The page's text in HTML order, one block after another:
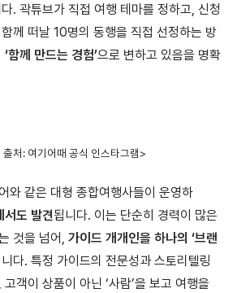
. 곽튜브가 직접 여행 테마를 정하고, 신청
께 떠날 10명의 동행을 직접 선정하는 방
‘함께 만드는 경험’으로 변하고 있음을 명확
출처: 여기어때 공식 인스타그램>
와 같은 대형 종합여행사들이 운영하
서도 발견됩니다. 이는 단순히 경력이 많은
것을 넘어, 가이드 개개인을 하나의 ‘브랜
다. 특정 가이드의 전문성과 스토리텔링
객이 상품이 아닌 ‘사람’을 보고 여행을